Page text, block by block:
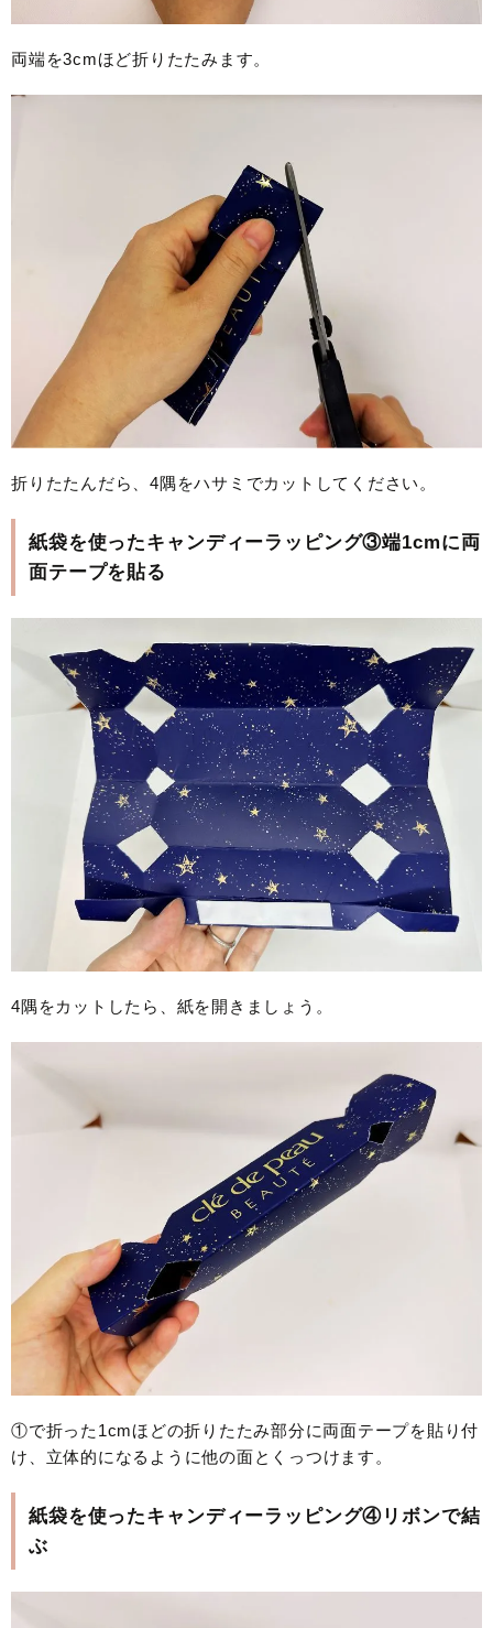
両端を3cmほど折りたたみます。
折りたたんだら、4隅をハサミでカットしてください。
紙袋を使ったキャンディーラッピング③端1cmに両
面テープを貼る
4隅をカットしたら、紙を開きましょう。
①で折った1cmほどの折りたたみ部分に両面テープを貼り付
け、立体的になるように他の面とくっつけます。
紙袋を使ったキャンディーラッピング④リボンで結
ぶ